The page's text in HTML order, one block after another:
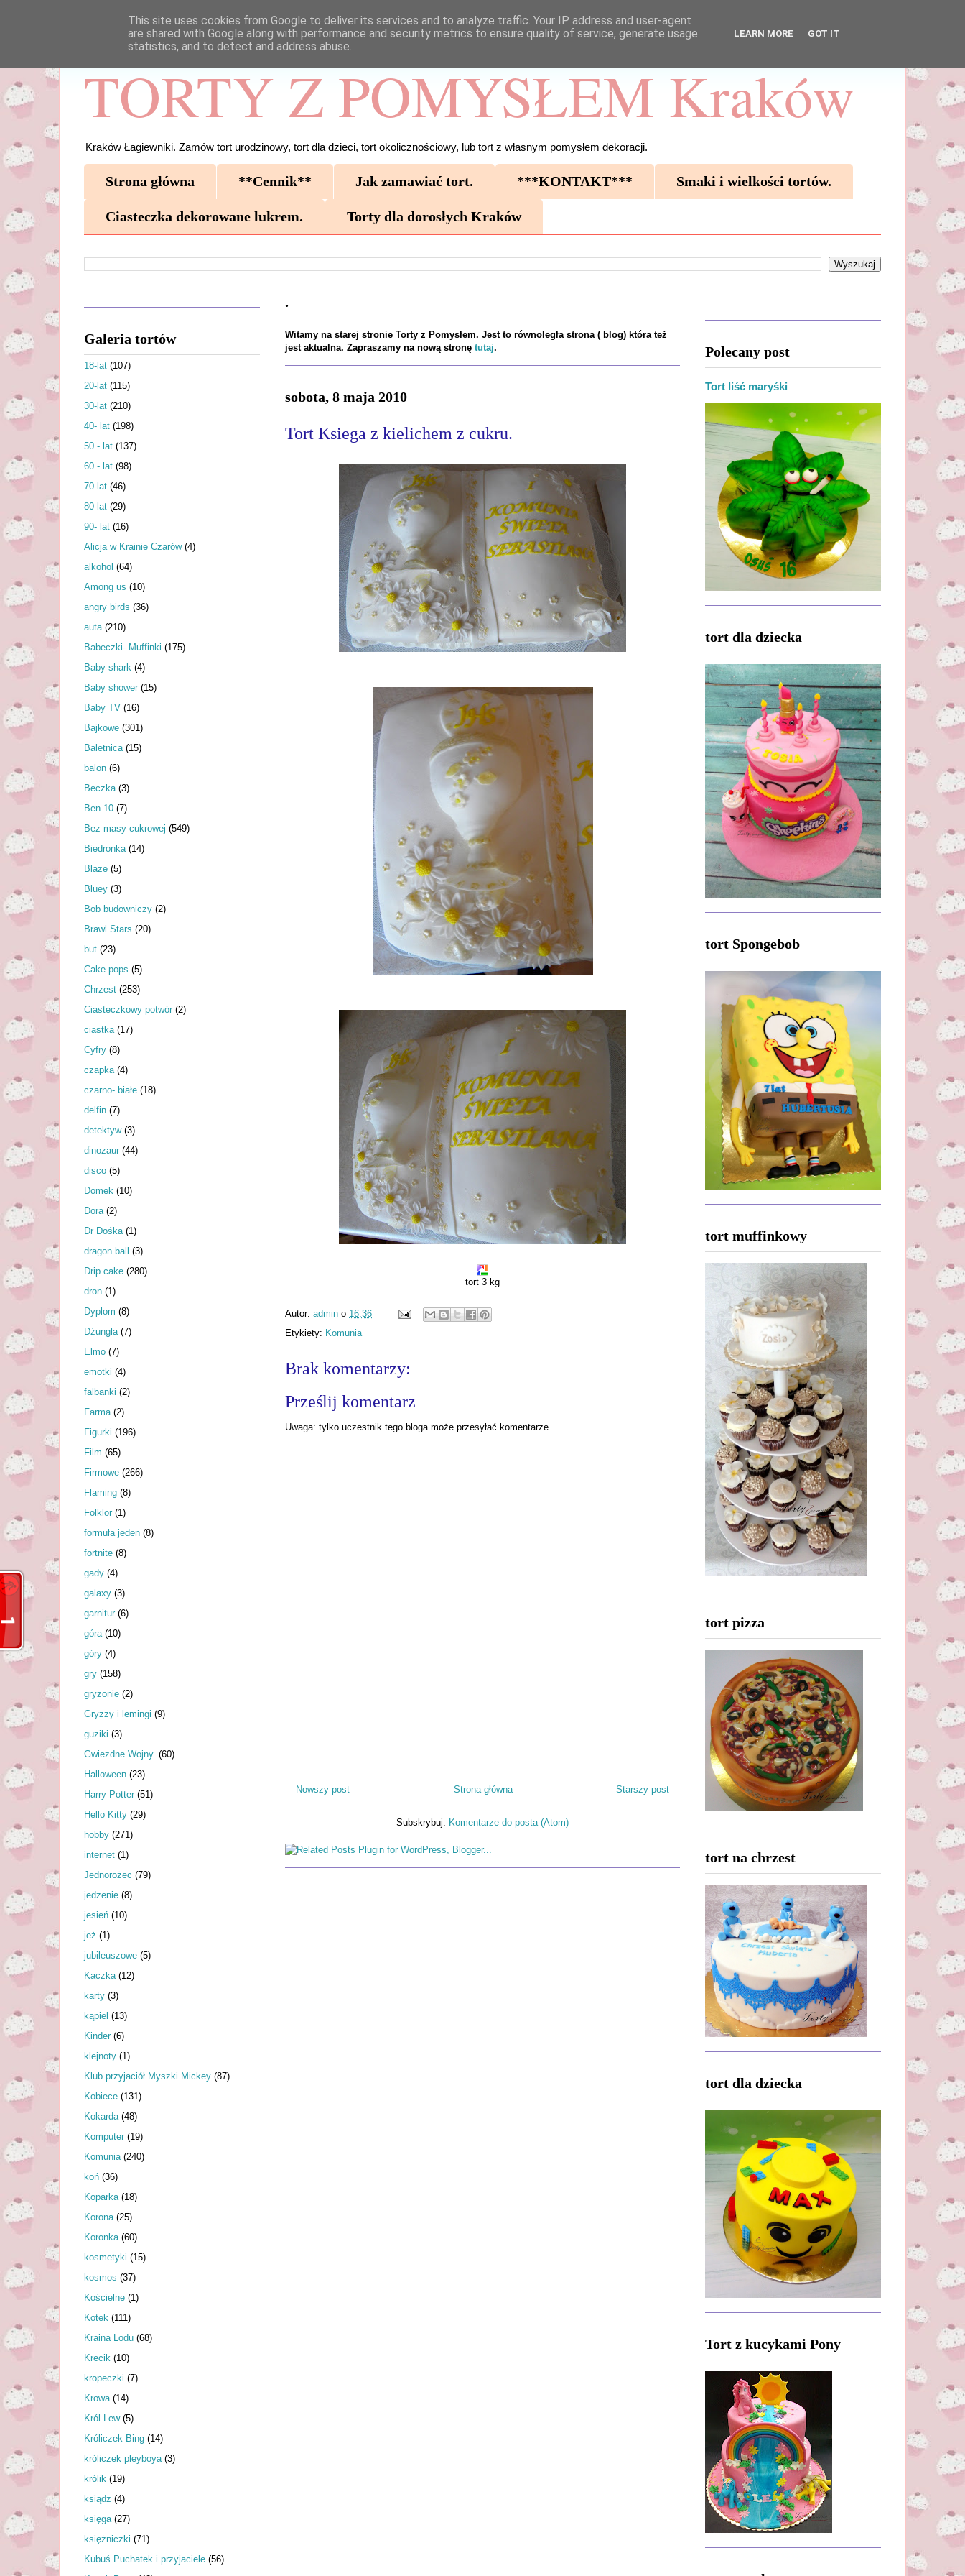
TORTY Z POMYSŁEM Kraków
Kraków Łagiewniki. Zamów tort urodzinowy, tort dla dzieci, tort okolicznościowy, lub tort z własnym pomysłem dekoracji.
Strona główna **Cennik** Jak zamawiać tort. ***KONTAKT*** Smaki i wielkości tortów.
Ciasteczka dekorowane lukrem. Torty dla dorosłych Kraków
.
Witamy na starej stronie Torty z Pomysłem. Jest to równoległa strona ( blog) która też
jest aktualna. Zapraszamy na nową stronę tutaj.
sobota, 8 maja 2010
Tort Ksiega z kielichem z cukru.
tort 3 kg
Autor: admin o 16:36
Etykiety: Komunia
Brak komentarzy:
Prześlij komentarz
Uwaga: tylko uczestnik tego bloga może przesyłać komentarze.
Nowszy post Starszy post
Strona główna
Subskrybuj: Komentarze do posta (Atom)
Galeria tortów
18-lat (107)
20-lat (115)
30-lat (210)
40- lat (198)
50 - lat (137)
60 - lat (98)
70-lat (46)
80-lat (29)
90- lat (16)
Alicja w Krainie Czarów (4)
alkohol (64)
Among us (10)
angry birds (36)
auta (210)
Babeczki- Muffinki (175)
Baby shark (4)
Baby shower (15)
Baby TV (16)
Bajkowe (301)
Baletnica (15)
balon (6)
Beczka (3)
Ben 10 (7)
Bez masy cukrowej (549)
Biedronka (14)
Blaze (5)
Bluey (3)
Bob budowniczy (2)
Brawl Stars (20)
but (23)
Cake pops (5)
Chrzest (253)
Ciasteczkowy potwór (2)
ciastka (17)
Cyfry (8)
czapka (4)
czarno- białe (18)
delfin (7)
detektyw (3)
dinozaur (44)
disco (5)
Domek (10)
Dora (2)
Dr Dośka (1)
dragon ball (3)
Drip cake (280)
dron (1)
Dyplom (8)
Dżungla (7)
Elmo (7)
emotki (4)
falbanki (2)
Farma (2)
Figurki (196)
Film (65)
Firmowe (266)
Flaming (8)
Folklor (1)
formuła jeden (8)
fortnite (8)
gady (4)
galaxy (3)
garnitur (6)
góra (10)
góry (4)
gry (158)
gryzonie (2)
Gryzzy i lemingi (9)
guziki (3)
Gwiezdne Wojny. (60)
Halloween (23)
Harry Potter (51)
Hello Kitty (29)
hobby (271)
internet (1)
Jednorożec (79)
jedzenie (8)
jesień (10)
jeż (1)
jubileuszowe (5)
Kaczka (12)
karty (3)
kąpiel (13)
Kinder (6)
klejnoty (1)
Klub przyjaciół Myszki Mickey (87)
Kobiece (131)
Kokarda (48)
Komputer (19)
Komunia (240)
koń (36)
Koparka (18)
Korona (25)
Koronka (60)
kosmetyki (15)
kosmos (37)
Kościelne (1)
Kotek (111)
Kraina Lodu (68)
Krecik (10)
kropeczki (7)
Krowa (14)
Król Lew (5)
Króliczek Bing (14)
króliczek pleyboya (3)
królik (19)
ksiądz (4)
księga (27)
księżniczki (71)
Kubuś Puchatek i przyjaciele (56)
Polecany post
Tort liść maryśki
tort dla dziecka
tort Spongebob
tort muffinkowy
tort pizza
tort na chrzest
tort dla dziecka
Tort z kucykami Pony
This site uses cookies from Google to deliver its services and to analyze traffic. Your IP address and user-agent
are shared with Google along with performance and security metrics to ensure quality of service, generate usage
statistics, and to detect and address abuse.
LEARN MORE GOT IT